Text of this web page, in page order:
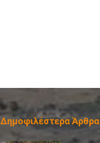
Δημοφιλέστερα Άρθρα